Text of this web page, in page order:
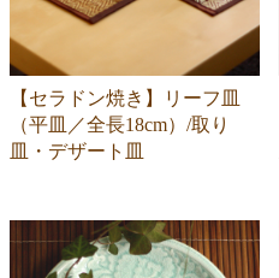
【セラドン焼き】リーフ皿
（平皿／全長18cm）/取り
皿・デザート皿